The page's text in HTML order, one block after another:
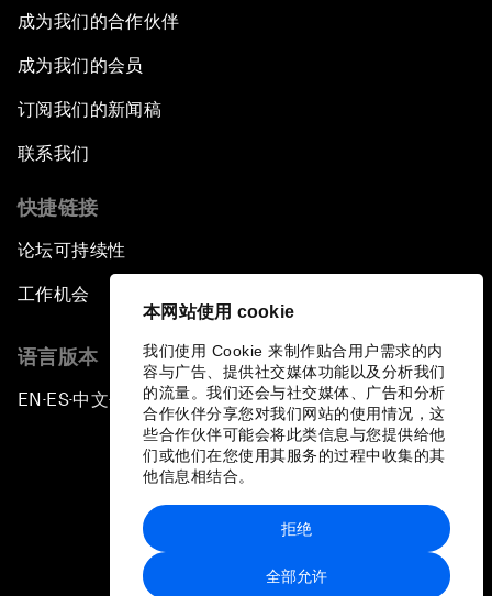
本网站使用 cookie
我们使用 Cookie 来制作贴合用户需求的内
容与广告、提供社交媒体功能以及分析我们
的流量。我们还会与社交媒体、广告和分析
合作伙伴分享您对我们网站的使用情况，这
些合作伙伴可能会将此类信息与您提供给他
们或他们在您使用其服务的过程中收集的其
他信息相结合。
全部允许
拒绝
成为我们的合作伙伴
成为我们的会员
订阅我们的新闻稿
联系我们
快捷链接
论坛可持续性
工作机会
语言版本
EN ▪ ES▪中文▪ 日本語
站点地图